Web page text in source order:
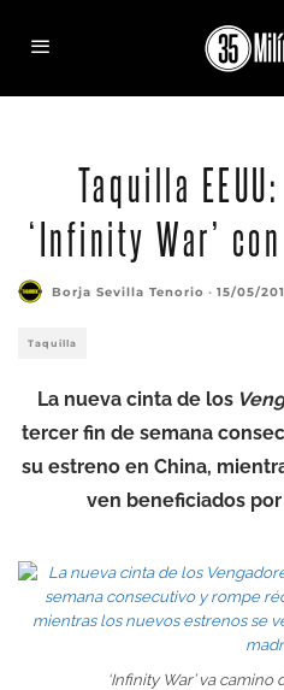
Taquilla
‘Infinity War’
Borja Sevilla Tenorio · 15/05/
Taquilla
La nueva cinta de los
tercer fin de semana
su estreno en China,
ven beneficiados
‘Infinity War’ va